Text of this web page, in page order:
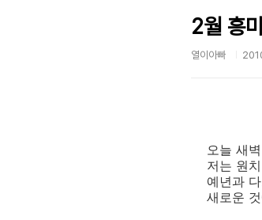
2월 흥
열이아빠
오늘 새
저는 원
예년과
새로운